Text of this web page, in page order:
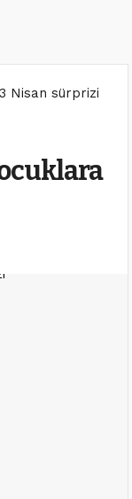
Nisan sürprizi